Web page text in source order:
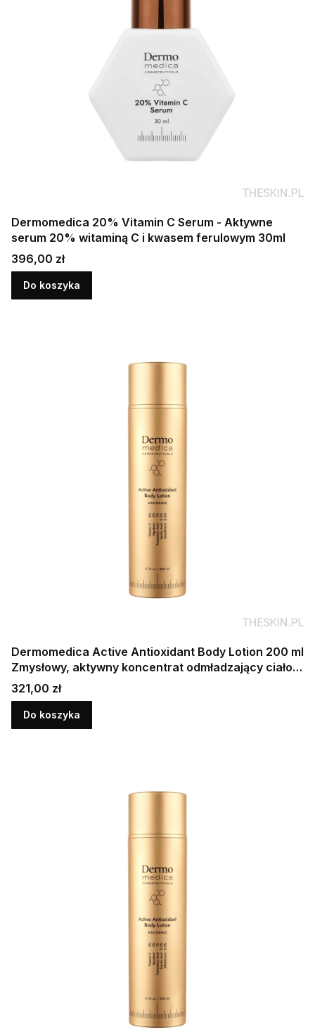
Dermomedica 20% Vitamin C Serum - Aktywne
serum 20% witaminą C i kwasem ferulowym 30ml
Cena
396,00 zł
Do koszyka
Dermomedica Active Antioxidant Body Lotion 200 ml
Zmysłowy, aktywny koncentrat odmładzający ciało o
konsystencji mleczka
Cena
321,00 zł
Do koszyka